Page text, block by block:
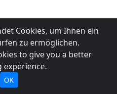
Cookies, um Ihnen ein
zu ermöglichen.
to give you a better
experience.
OK